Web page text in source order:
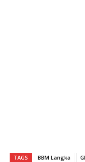
TAGS BBM Langka